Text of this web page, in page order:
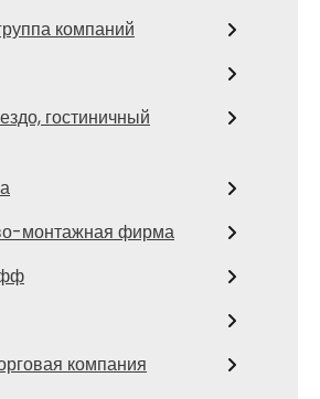
компаний
гостиничный
монтажная фирма
компания